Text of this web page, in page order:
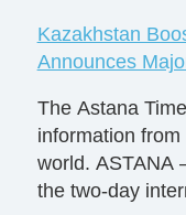
Kazakhstan
Announces
The Astana
information
world. ASTANA
the two-day